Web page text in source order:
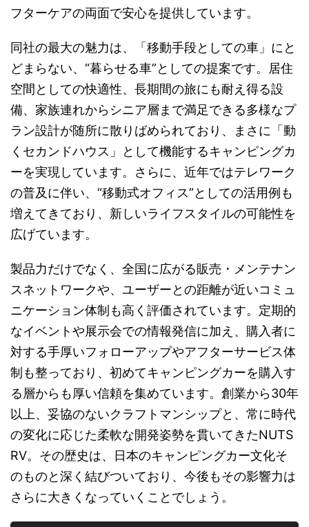
フターケアの両面で安心を提供しています。
同社の最大の魅力は、「移動手段としての車」にと
どまらない、“暮らせる車”としての提案です。居住
空間としての快適性、長期間の旅にも耐え得る設
備、家族連れからシニア層まで満足できる多様なプ
ラン設計が随所に散りばめられており、まさに「動
くセカンドハウス」として機能するキャンピングカ
ーを実現しています。さらに、近年ではテレワーク
の普及に伴い、“移動式オフィス”としての活用例も
増えてきており、新しいライフスタイルの可能性を
広げています。
製品力だけでなく、全国に広がる販売・メンテナン
スネットワークや、ユーザーとの距離が近いコミュ
ニケーション体制も高く評価されています。定期的
なイベントや展示会での情報発信に加え、購入者に
対する手厚いフォローアップやアフターサービス体
制も整っており、初めてキャンピングカーを購入す
る層からも厚い信頼を集めています。創業から30年
以上、妥協のないクラフトマンシップと、常に時代
の変化に応じた柔軟な開発姿勢を貫いてきたNUTS
RV。その歴史は、日本のキャンピングカー文化そ
のものと深く結びついており、今後もその影響力は
さらに大きくなっていくことでしょう。